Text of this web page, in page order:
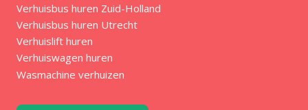
Verhuisbus huren Zuid-Holland
Verhuisbus huren Utrecht
Verhuislift huren
Verhuiswagen huren
Wasmachine verhuizen